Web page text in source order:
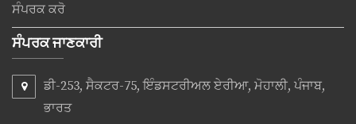
ਸੰਪਰਕ ਕਰੋ
ਸੰਪਰਕ ਜਾਣਕਾਰੀ
ਡੀ-253, ਸੈਕਟਰ-75, ਇੰਡਸਟਰੀਅਲ ਏਰੀਆ, ਮੋਹਾਲੀ, ਪੰਜਾਬ,
ਭਾਰਤ